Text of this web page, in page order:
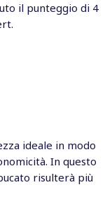
il punteggio di 4
ideale in modo
In questo
risulterà più